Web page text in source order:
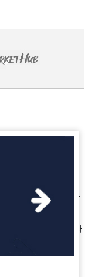
부가서비스|기사제보
: 서울 아53981 등록일자
바, 무단 전재, 복사, 배